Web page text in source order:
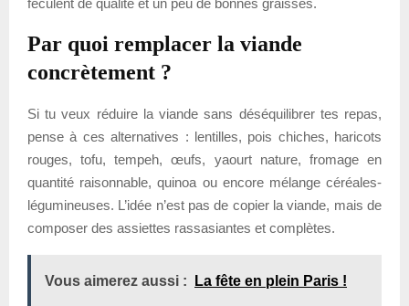
Par quoi remplacer la viande
concrètement ?
Si tu veux réduire la viande sans déséquilibrer tes repas,
pense à ces alternatives : lentilles, pois chiches, haricots
rouges, tofu, tempeh, œufs, yaourt nature, fromage en
quantité raisonnable, quinoa ou encore mélange céréales-
légumineuses. L’idée n’est pas de copier la viande, mais de
composer des assiettes rassasiantes et complètes.
Vous aimerez aussi : La fête en plein Paris !